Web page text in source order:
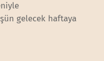
gelecek haftaya